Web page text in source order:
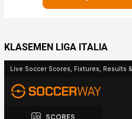
KLASEMEN LIGA ITALIA